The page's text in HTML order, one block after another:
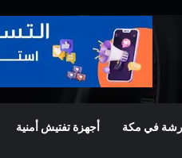
في مكة أجهزة تفتيش أمنية